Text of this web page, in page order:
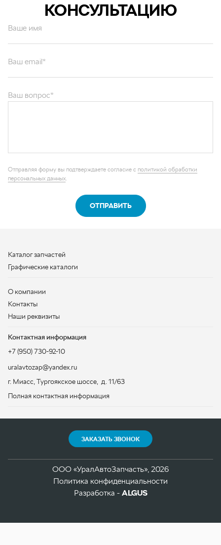
КОНСУЛЬТАЦИЮ
Ваше имя
персональных данных
Каталог запчастей
Контактная информация
+7 (950) 730-92-10
uralavtozap@yandex.ru
г. Миасс, Тургоякское шоссе, д. 11/63
Полная контактная информация
Политика конфиденциальности